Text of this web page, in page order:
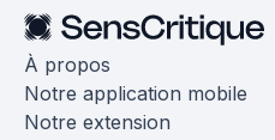
À propos
Notre application mobile
Notre extension